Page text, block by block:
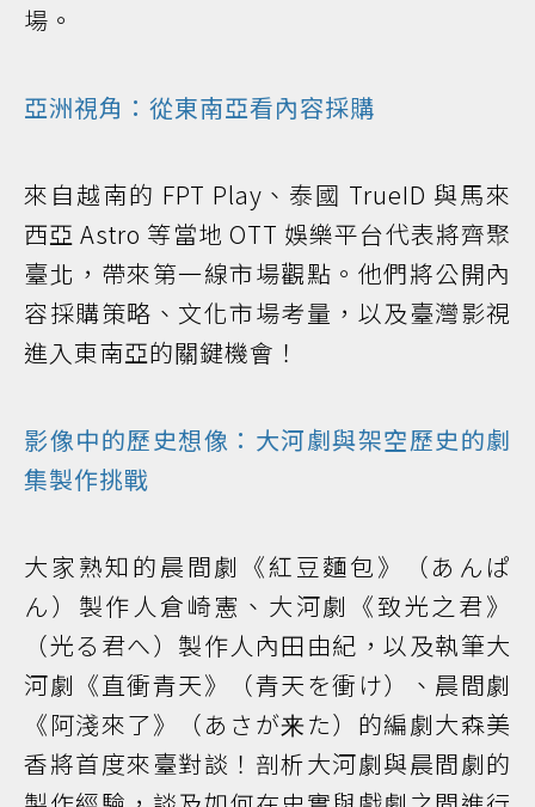
場。
亞洲視角：從東南亞看內容採購
來自越南的 FPT Play、泰國 TrueID 與馬來
西亞 Astro 等當地 OTT 娛樂平台代表將齊聚
臺北，帶來第一線市場觀點。他們將公開內
容採購策略、文化市場考量，以及臺灣影視
進入東南亞的關鍵機會！
影像中的歷史想像：大河劇與架空歷史的劇
集製作挑戰
大家熟知的晨間劇《紅豆麵包》（あんぱ
ん）製作人倉崎憲、大河劇《致光之君》
（光る君へ）製作人內田由紀，以及執筆大
河劇《直衝青天》（青天を衝け）、晨間劇
《阿淺來了》（あさが来た）的編劇大森美
香將首度來臺對談！剖析大河劇與晨間劇的